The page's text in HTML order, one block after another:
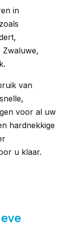
in
Zwaluwe,
van
voor al uw
hardnekkige
u klaar.